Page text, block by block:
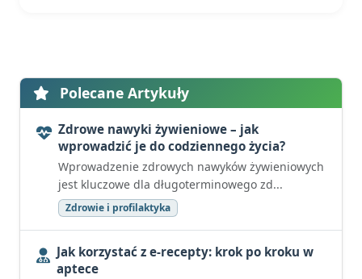
Polecane Artykuły
Zdrowe nawyki żywieniowe – jak
wprowadzić je do codziennego życia?
Wprowadzenie zdrowych nawyków żywieniowych
jest kluczowe dla długoterminowego zd...
Zdrowie i profilaktyka
Jak korzystać z e-recepty: krok po kroku w
aptece